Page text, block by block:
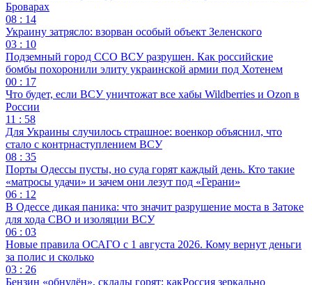
Броварах
08 : 14
Украину затрясло: взорван особый объект Зеленского
03 : 10
Подземный город ССО ВСУ разрушен. Как российские
бомбы похоронили элиту украинской армии под Хотенем
00 : 17
Что будет, если ВСУ уничтожат все хабы Wildberries и Ozon в
России
11 : 58
Для Украины случилось страшное: военкор объяснил, что
стало с контрнаступлением ВСУ
08 : 35
Порты Одессы пусты, но суда горят каждый день. Кто такие
«матросы удачи» и зачем они лезут под «Герани»
06 : 12
В Одессе дикая паника: что значит разрушение моста в Затоке
для хода СВО и изоляции ВСУ
06 : 03
Новые правила ОСАГО с 1 августа 2026. Кому вернут деньги
за полис и сколько
03 : 26
Бензин «обнулён», склады горят: какРоссия зеркально